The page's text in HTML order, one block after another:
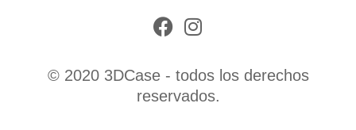
Facebook
Instagram
© 2020 3DCase - todos los derechos
reservados.